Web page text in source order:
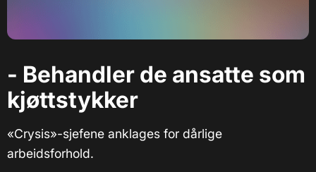
- Behandler de ansatte som
kjøttstykker
«Crysis»-sjefene anklages for dårlige
arbeidsforhold.